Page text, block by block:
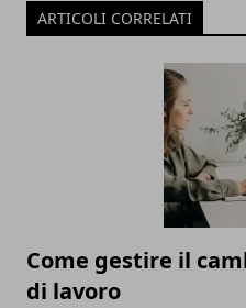
ARTICOLI CORRELATI
Come gestire il
di lavoro